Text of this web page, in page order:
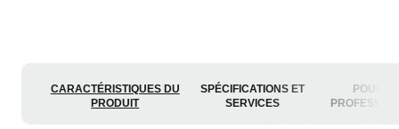
CARACTÉRISTIQUES DU
PRODUIT
SPÉCIFICATIONS ET
SERVICES
POUR